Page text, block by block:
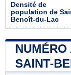
Densité de
population de
Benoît-du-Lac
NUMÉRO
SAINT-